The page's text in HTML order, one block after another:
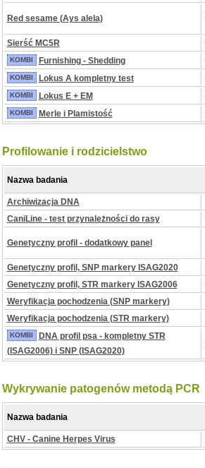
Red sesame (Ays alela)
Sierść MC5R
KOMBI Furnishing - Shedding
KOMBI Lokus A kompletny test
KOMBI Lokus E + EM
KOMBI Merle i Plamistość
Profilowanie i rodzicielstwo
Nazwa badania
Archiwizacja DNA
CaniLine - test przynależności do rasy
Genetyczny profil - dodatkowy panel
Genetyczny profil, SNP markery ISAG2020
Genetyczny profil, STR markery ISAG2006
Weryfikacja pochodzenia (SNP markery)
Weryfikacja pochodzenia (STR markery)
KOMBI
DNA profil psa - kompletny STR
(ISAG2006) i SNP (ISAG2020)
Wykrywanie patogenów metodą PCR
Nazwa badania
CHV - Canine Herpes Virus